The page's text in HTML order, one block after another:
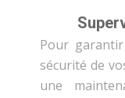
Pour
sécurité de
une